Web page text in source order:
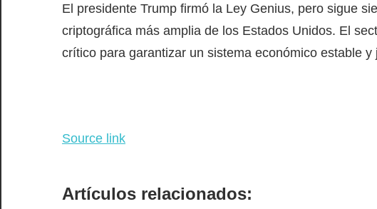
El presidente Trump firmó la Ley Genius, pero sigue
criptográfica más amplia de los Estados Unidos. El
crítico para garantizar un sistema económico estable y
Source link
Artículos relacionados: